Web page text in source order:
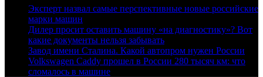
Эксперт назвал самые перспективные новые российские
марки машин
Дилер просит оставить машину «на диагностику»? Вот
какие документы нельзя забывать
Завод имени Сталина. Какой автопром нужен России
Volkswagen Caddy прошел в России 280 тысяч км: что
сломалось в машине